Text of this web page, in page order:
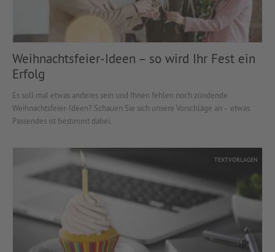
Weihnachtsfeier-Ideen – so wird Ihr Fest ein
Erfolg
Es soll mal etwas anderes sein und Ihnen fehlen noch zündende
Weihnachtsfeier-Ideen? Schauen Sie sich unsere Vorschläge an – etwas
Passendes ist bestimmt dabei.
TEXTVORLAGEN